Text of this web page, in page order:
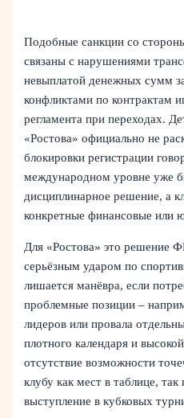
Подобные санкции со
связаны с нарушениями
невыплатой денежных сумм
конфликтами по контрактам
регламента при переходах.
«Ростова» официально не
блокировки регистрации
международном уровне уже
дисциплинарное решение, а
конкретные финансовые или
Для «Ростова» это решение
серьёзным ударом по
лишается манёвра, если
проблемные позиции –
лидеров или провала
плотного календаря и
отсутствие возможности
клубу как мест в таблице,
выступление в кубковых